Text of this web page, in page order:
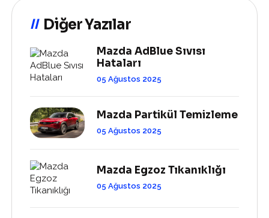
Diğer Yazılar
Mazda AdBlue Sıvısı
Hataları
05 Ağustos 2025
Mazda Partikül Temizleme
05 Ağustos 2025
Mazda Egzoz Tıkanıklığı
05 Ağustos 2025